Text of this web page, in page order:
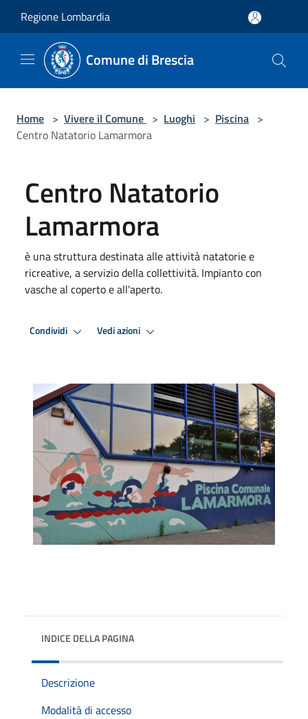
Regione Lombardia
Comune di Brescia
Home > Vivere il Comune > Luoghi > Piscina >
Centro Natatorio Lamarmora
Centro Natatorio
Lamarmora
è una struttura destinata alle attività natatorie e
ricreative, a servizio della collettività. Impianto con
vasche al coperto e all'aperto.
Condividi Vedi azioni
INDICE DELLA PAGINA
Descrizione
Modalità di accesso